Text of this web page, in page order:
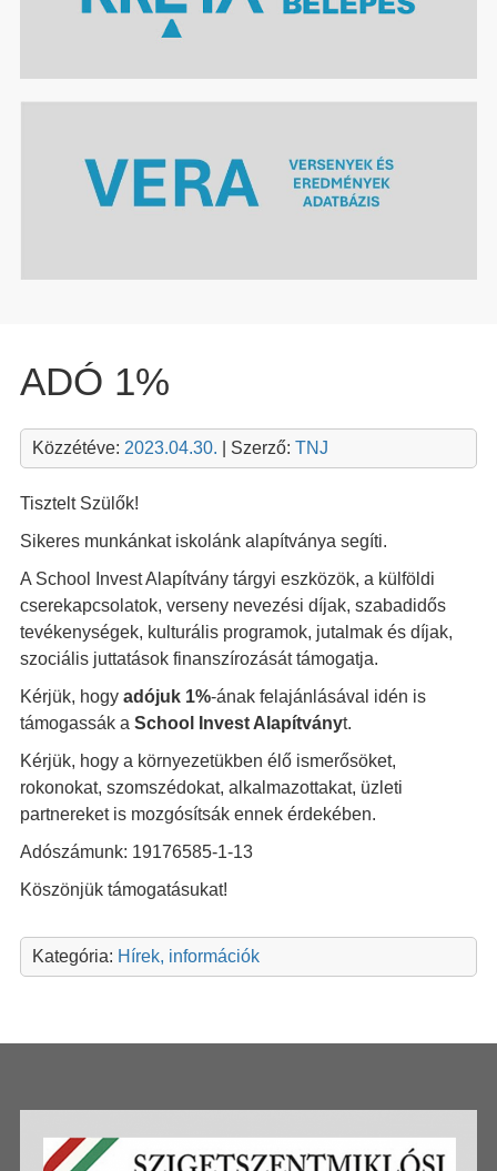
ADÓ 1%
Közzétéve: 2023.04.30. | Szerző: TNJ
Tisztelt Szülők!
Sikeres munkánkat iskolánk alapítványa segíti.
A School Invest Alapítvány tárgyi eszközök, a külföldi
cserekapcsolatok, verseny nevezési díjak, szabadidős
tevékenységek, kulturális programok, jutalmak és díjak,
szociális juttatások finanszírozását támogatja.
Kérjük, hogy adójuk 1%-ának felajánlásával idén is
támogassák a School Invest Alapítványt.
Kérjük, hogy a környezetükben élő ismerősöket,
rokonokat, szomszédokat, alkalmazottakat, üzleti
partnereket is mozgósítsák ennek érdekében.
Adószámunk: 19176585-1-13
Köszönjük támogatásukat!
Kategória: Hírek, információk